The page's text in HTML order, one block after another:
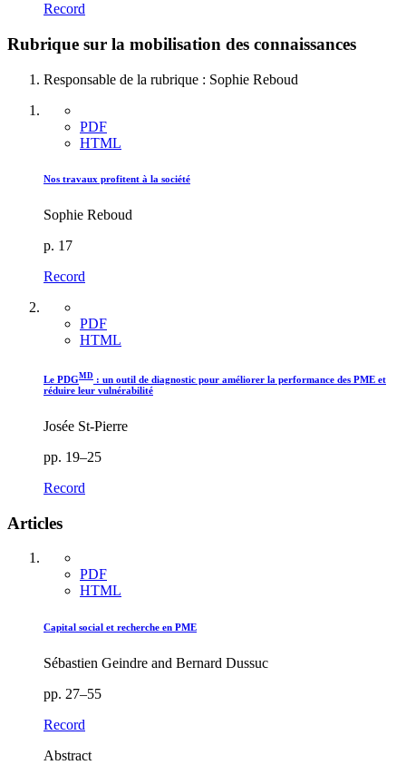
Record
Rubrique sur la mobilisation des connaissances
Responsable de la rubrique : Sophie Reboud
PDF
HTML
Nos travaux profitent à la société
Sophie Reboud
p. 17
Record
PDF
HTML
Le PDGMD : un outil de diagnostic pour améliorer la performance des PME et
réduire leur vulnérabilité
Josée St-Pierre
pp. 19–25
Record
Articles
PDF
HTML
Capital social et recherche en PME
Sébastien Geindre and Bernard Dussuc
pp. 27–55
Record
Abstract